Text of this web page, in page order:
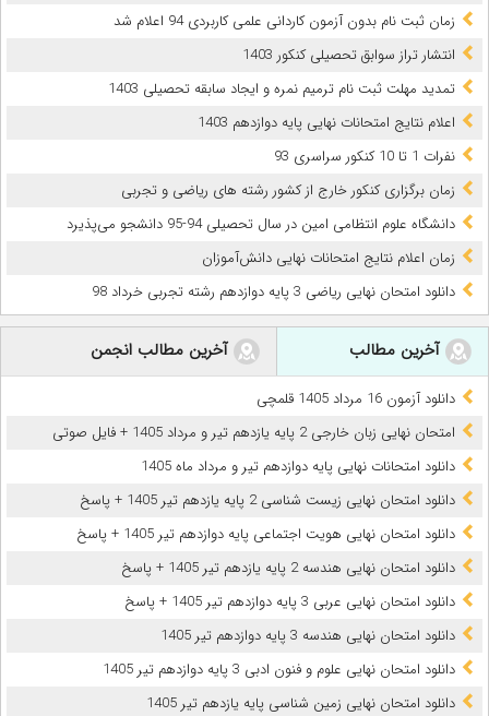
زمان ثبت نام بدون آزمون کاردانی علمی کاربردی 94 اعلام شد
انتشار تراز سوابق تحصیلی کنکور 1403
تمدید مهلت ثبت نام ترمیم نمره و ایجاد سابقه تحصیلی 1403
اعلام نتایج امتحانات نهایی پایه دوازدهم 1403
نفرات 1 تا 10 کنکور سراسری 93
زمان برگزاری کنکور خارج از کشور رشته های ریاضی و تجربی
دانشگاه علوم انتظامی امین در سال تحصیلی 94-95 دانشجو می‌پذیرد
زمان اعلام نتایج امتحانات نهایی دانش‌آموزان
دانلود امتحان نهایی ریاضی 3 پایه دوازدهم رشته تجربی خرداد 98
آخرین مطالب آخرین مطالب انجمن
دانلود آزمون 16 مرداد 1405 قلمچی
امتحان نهایی زبان خارجی 2 پایه یازدهم تیر و مرداد 1405 + فایل صوتی
دانلود امتحانات نهایی پایه دوازدهم تیر و مرداد ماه 1405
دانلود امتحان نهایی زیست شناسی 2 پایه یازدهم تیر 1405 + پاسخ
دانلود امتحان نهایی هویت اجتماعی پایه دوازدهم تیر 1405 + پاسخ
دانلود امتحان نهایی هندسه 2 پایه یازدهم تیر 1405 + پاسخ
دانلود امتحان نهایی عربی 3 پایه دوازدهم تیر 1405 + پاسخ
دانلود امتحان نهایی هندسه 3 پایه دوازدهم تیر 1405
دانلود امتحان نهایی علوم و فنون ادبی 3 پایه دوازدهم تیر 1405
دانلود امتحان نهایی زمین شناسی پایه یازدهم تیر 1405